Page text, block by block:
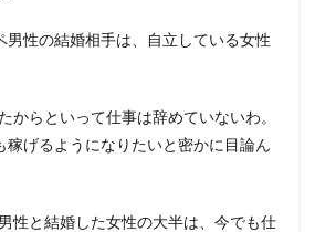
男性の結婚相手は、自立している女性
からといって仕事は辞めていないわ。
稼げるようになりたいと密かに目論ん
性と結婚した女性の大半は、今でも仕